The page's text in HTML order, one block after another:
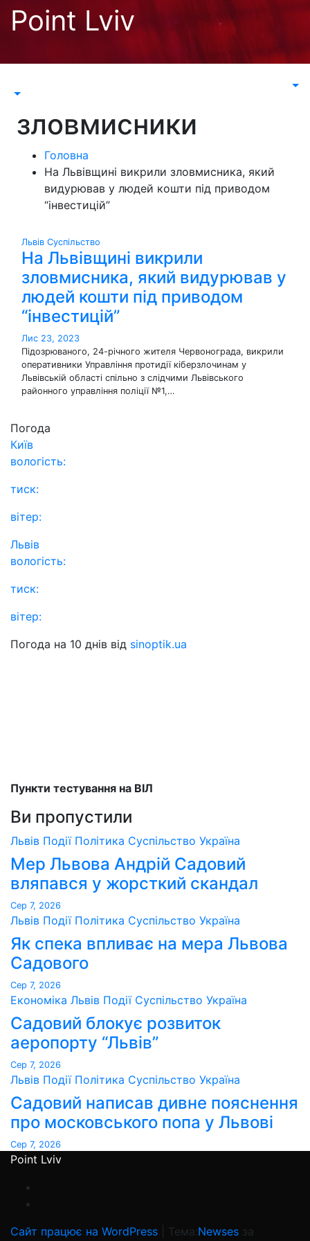
Перейти
Point Lviv
зловмисники
Головна
На Львівщині викрили зловмисника, який
видурював у людей кошти під приводом
“інвестицій”
Львів Суспільство
На Львівщині викрили
зловмисника, який видурював у
людей кошти під приводом
“інвестицій”
Лис 23, 2023
Підозрюваного, 24-річного жителя Червонограда, викрили
оперативники Управління протидії кіберзлочинам у
Львівській області спільно з слідчими Львівського
районного управління поліції №1,…
Погода
Київ
вологість:
тиск:
вітер:
Львів
вологість:
тиск:
вітер:
Погода на 10 днів від sinoptik.ua
Пункти тестування на ВІЛ
Ви пропустили
Львів Події Політика Суспільство Україна
Мер Львова Андрій Садовий
вляпався у жорсткий скандал
Сер 7, 2026
Львів Події Політика Суспільство Україна
Як спека впливає на мера Львова
Садового
Сер 7, 2026
Економіка Львів Події Суспільство Україна
Садовий блокує розвиток
аеропорту “Львів”
Сер 7, 2026
Львів Події Політика Суспільство Україна
Садовий написав дивне пояснення
про московського попа у Львові
Сер 7, 2026
Point Lviv
Сайт працює на WordPress Тема:Newses за